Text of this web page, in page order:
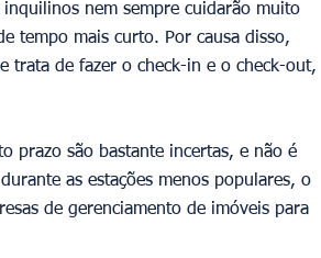
nem sempre cuidarão muito
tempo mais curto. Por causa disso,
trata de fazer o check-in e o check-out,
prazo são bastante incertas, e não é
as estações menos populares, o
de gerenciamento de imóveis para